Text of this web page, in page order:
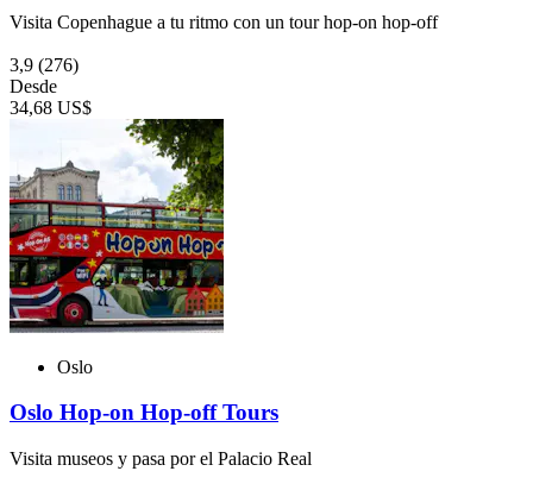
Visita Copenhague a tu ritmo con un tour hop-on hop-off
3,9 (276)
Desde
34,68 US$
Oslo
Oslo Hop-on Hop-off Tours
Visita museos y pasa por el Palacio Real